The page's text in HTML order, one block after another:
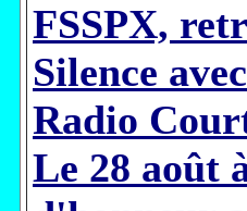
FSSPX,
Silence
Radio
Le 28 août